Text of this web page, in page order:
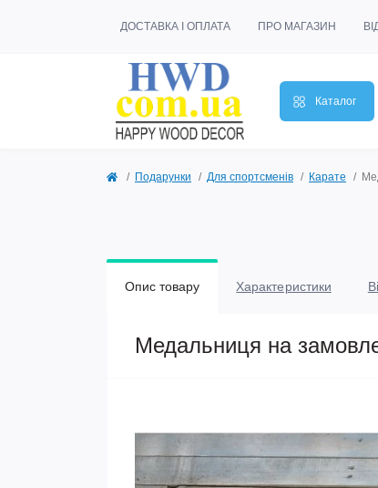
ДОСТАВКА І ОПЛАТА ПРО МАГАЗИН
Каталог
Подарунки Для спортсменів Карате
Опис товару Характеристики
Медальниця на